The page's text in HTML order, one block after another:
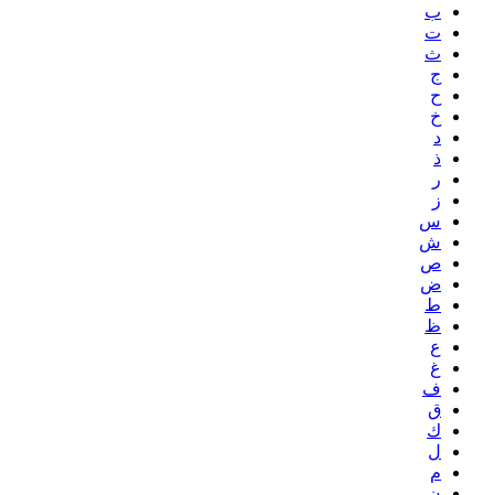
ب
ت
ث
ج
ح
خ
د
ذ
ر
ز
س
ش
ص
ض
ط
ظ
ع
غ
ف
ق
ك
ل
م